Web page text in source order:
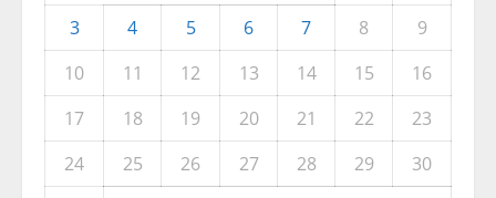
3
4 5 6 7 8
9
10
11 12 13 14 15
16
17
18 19 20 21 22
23
24
25 26 27 28 29
30